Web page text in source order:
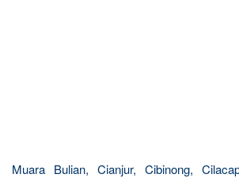
Muara Bulian, Cianjur, Cibinong,